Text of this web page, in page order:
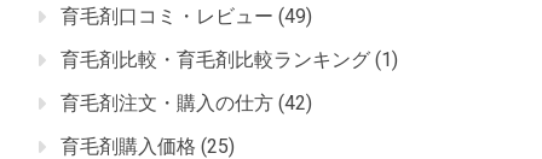
育毛剤口コミ・レビュー (49)
育毛剤比較・育毛剤比較ランキング (1)
育毛剤注文・購入の仕方 (42)
育毛剤購入価格 (25)